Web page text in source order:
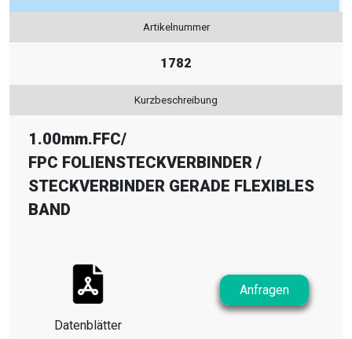
Artikelnummer
1782
Kurzbeschreibung
1.00mm.FFC/
FPC FOLIENSTECKVERBINDER /
STECKVERBINDER GERADE FLEXIBLES
BAND
Datenblätter
Anfragen